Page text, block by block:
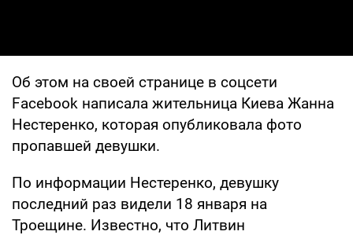
Об этом на своей странице в соцсети
Facebook написала жительница Киева Жанна
Нестеренко, которая опубликовала фото
пропавшей девушки.
По информации Нестеренко, девушку
последний раз видели 18 января на
Троещине. Известно, что Литвин